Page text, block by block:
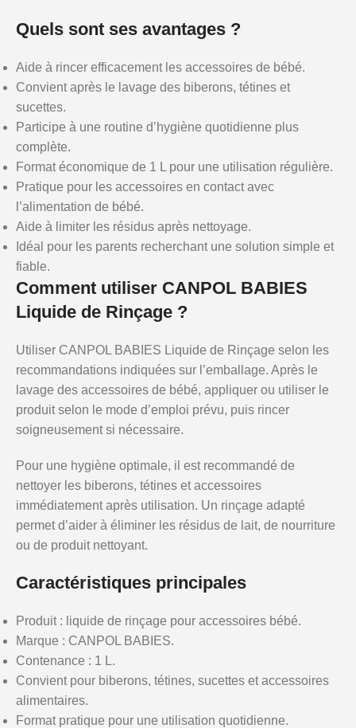
Quels sont ses avantages ?
Aide à rincer efficacement les accessoires de bébé.
Convient après le lavage des biberons, tétines et
sucettes.
Participe à une routine d’hygiène quotidienne plus
complète.
Format économique de 1 L pour une utilisation régulière.
Pratique pour les accessoires en contact avec
l’alimentation de bébé.
Aide à limiter les résidus après nettoyage.
Idéal pour les parents recherchant une solution simple et
fiable.
Comment utiliser CANPOL BABIES
Liquide de Rinçage ?
Utiliser CANPOL BABIES Liquide de Rinçage selon les
recommandations indiquées sur l’emballage. Après le
lavage des accessoires de bébé, appliquer ou utiliser le
produit selon le mode d’emploi prévu, puis rincer
soigneusement si nécessaire.
Pour une hygiène optimale, il est recommandé de
nettoyer les biberons, tétines et accessoires
immédiatement après utilisation. Un rinçage adapté
permet d’aider à éliminer les résidus de lait, de nourriture
ou de produit nettoyant.
Caractéristiques principales
Produit : liquide de rinçage pour accessoires bébé.
Marque : CANPOL BABIES.
Contenance : 1 L.
Convient pour biberons, tétines, sucettes et accessoires
alimentaires.
Format pratique pour une utilisation quotidienne.